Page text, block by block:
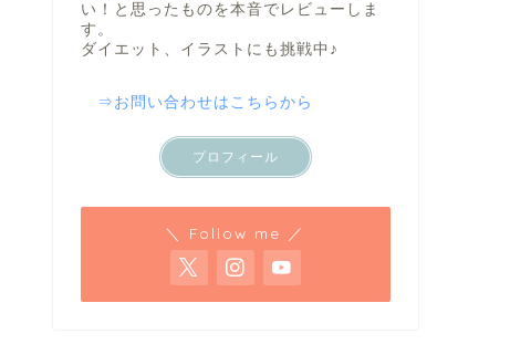
い！と思ったものを本音でレビューしま
す。
ダイエット、イラストにも挑戦中♪
⇒お問い合わせはこちらから
プロフィール
＼ Follow me ／